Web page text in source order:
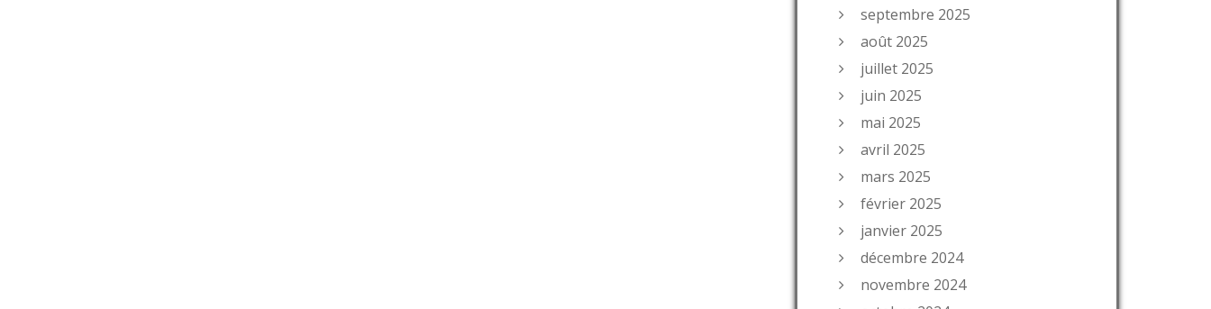
septembre 2025
août 2025
juillet 2025
juin 2025
mai 2025
avril 2025
mars 2025
février 2025
janvier 2025
décembre 2024
novembre 2024